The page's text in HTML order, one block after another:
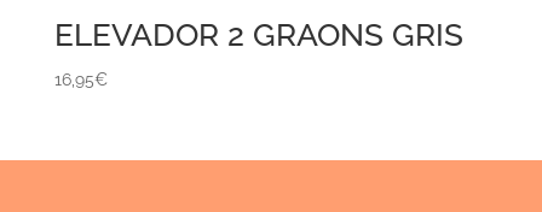
ELEVADOR 2 GRAONS GRIS
16,95€